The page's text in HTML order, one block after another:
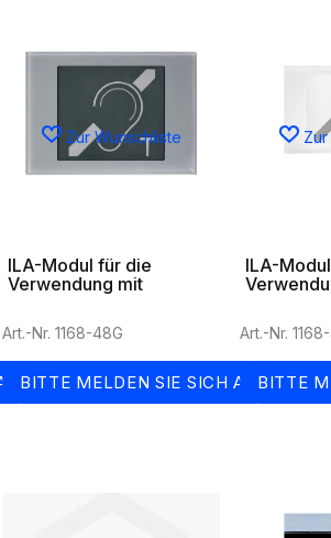
Zur Wunschliste
ILA-Modul für die
Verwendung mit
Torstelle in grau
Art.-Nr. 1168-48G
BITTE MELDEN SIE SICH AN
ILA-
Torstelle
Art.-Nr.
BITTE